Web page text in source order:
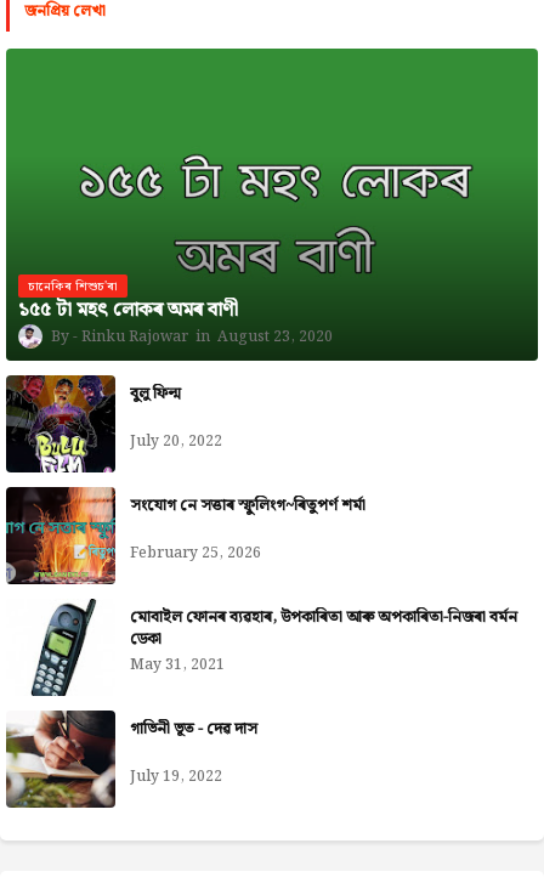
জনপ্রিয় লেখা
চানেকিৰ শিশুচ'ৰা
১৫৫ টা মহৎ লোকৰ অমৰ বাণী
Rinku Rajowar August 23, 2020
বুলু ফিল্ম
July 20, 2022
সংযোগ নে সত্তাৰ স্ফুলিংগ~ৰিতুপৰ্ণ শৰ্মা
February 25, 2026
মোবাইল ফোনৰ ব্যৱহাৰ, উপকাৰিতা আৰু অপকাৰিতা-নিজৰা বৰ্মন
ডেকা
May 31, 2021
গাভিনী ভূত - দেৱ দাস
July 19, 2022